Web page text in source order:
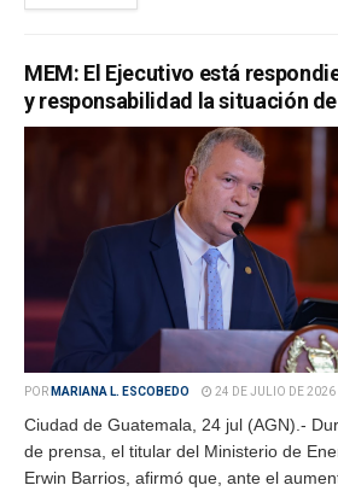
MEM: El Ejecutivo está
y responsabilidad la situación
POR MARIANA L. ESCOBEDO 24 DE JULIO DE 2026
Ciudad de Guatemala, 24 jul (AGN).-
de prensa, el titular del Ministerio de
Erwin Barrios, afirmó que, ante el